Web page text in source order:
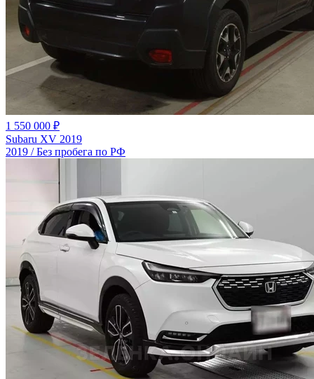
1 550 000 ₽
Subaru XV 2019
2019 / Без пробега по РФ